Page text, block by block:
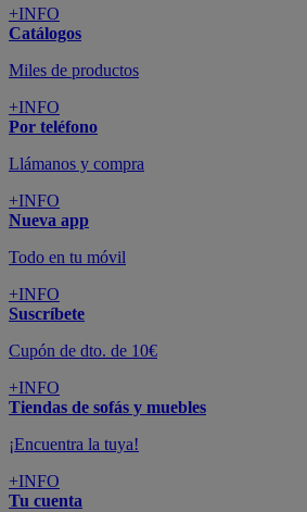
+INFO
Catálogos
Miles de productos
+INFO
Por teléfono
Llámanos y compra
+INFO
Nueva app
Todo en tu móvil
+INFO
Suscríbete
Cupón de dto. de 10€
+INFO
Tiendas de sofás y muebles
¡Encuentra la tuya!
+INFO
Tu cuenta